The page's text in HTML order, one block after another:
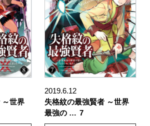
～世界
2019.6.12
失格紋の最強賢者 ～世界
最強の … 7